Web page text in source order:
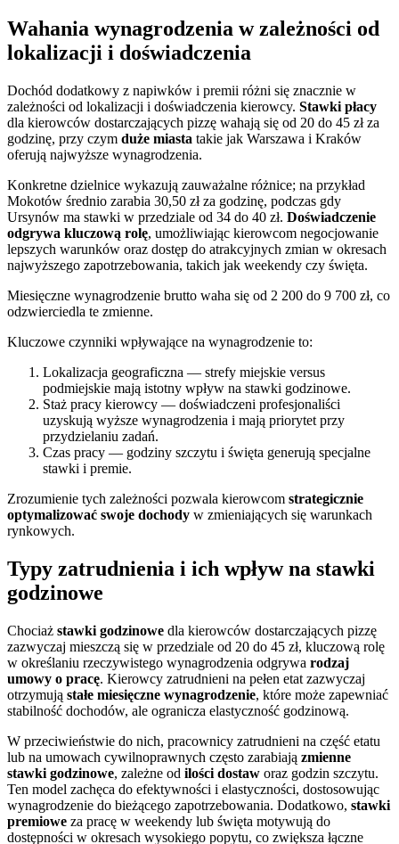
Wahania wynagrodzenia w zależności od
lokalizacji i doświadczenia
Dochód dodatkowy z napiwków i premii różni się znacznie w
zależności od lokalizacji i doświadczenia kierowcy. Stawki płacy
dla kierowców dostarczających pizzę wahają się od 20 do 45 zł za
godzinę, przy czym duże miasta takie jak Warszawa i Kraków
oferują najwyższe wynagrodzenia.
Konkretne dzielnice wykazują zauważalne różnice; na przykład
Mokotów średnio zarabia 30,50 zł za godzinę, podczas gdy
Ursynów ma stawki w przedziale od 34 do 40 zł. Doświadczenie
odgrywa kluczową rolę, umożliwiając kierowcom negocjowanie
lepszych warunków oraz dostęp do atrakcyjnych zmian w okresach
najwyższego zapotrzebowania, takich jak weekendy czy święta.
Miesięczne wynagrodzenie brutto waha się od 2 200 do 9 700 zł, co
odzwierciedla te zmienne.
Kluczowe czynniki wpływające na wynagrodzenie to:
Lokalizacja geograficzna — strefy miejskie versus
podmiejskie mają istotny wpływ na stawki godzinowe.
Staż pracy kierowcy — doświadczeni profesjonaliści
uzyskują wyższe wynagrodzenia i mają priorytet przy
przydzielaniu zadań.
Czas pracy — godziny szczytu i święta generują specjalne
stawki i premie.
Zrozumienie tych zależności pozwala kierowcom strategicznie
optymalizować swoje dochody w zmieniających się warunkach
rynkowych.
Typy zatrudnienia i ich wpływ na stawki
godzinowe
Chociaż stawki godzinowe dla kierowców dostarczających pizzę
zazwyczaj mieszczą się w przedziale od 20 do 45 zł, kluczową rolę
w określaniu rzeczywistego wynagrodzenia odgrywa rodzaj
umowy o pracę. Kierowcy zatrudnieni na pełen etat zazwyczaj
otrzymują stałe miesięczne wynagrodzenie, które może zapewniać
stabilność dochodów, ale ogranicza elastyczność godzinową.
W przeciwieństwie do nich, pracownicy zatrudnieni na część etatu
lub na umowach cywilnoprawnych często zarabiają zmienne
stawki godzinowe, zależne od ilości dostaw oraz godzin szczytu.
Ten model zachęca do efektywności i elastyczności, dostosowując
wynagrodzenie do bieżącego zapotrzebowania. Dodatkowo, stawki
premiowe za pracę w weekendy lub święta motywują do
dostępności w okresach wysokiego popytu, co zwiększa łączne